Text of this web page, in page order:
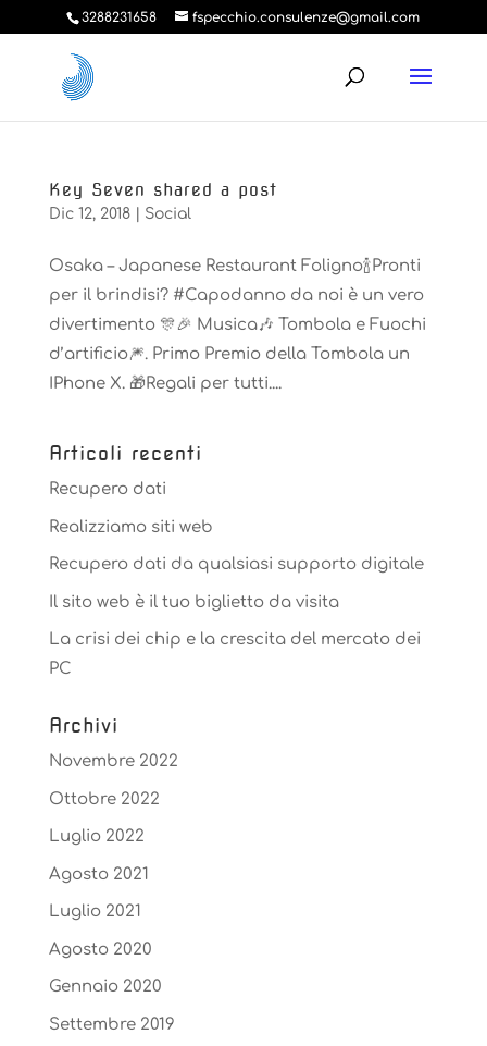
3288231658 fspecchio.consulenze@gmail.com
Key Seven shared a post
Dic 12, 2018| Social
Osaka – Japanese Restaurant Foligno🍾Pronti
per il brindisi? #Capodanno da noi è un vero
divertimento 🎊🎉 Musica🎶 Tombola e Fuochi
d’artificio🎆. Primo Premio della Tombola un
IPhone X. 🎁Regali per tutti....
Articoli recenti
Recupero dati
Realizziamo siti web
Recupero dati da qualsiasi supporto digitale
Il sito web è il tuo biglietto da visita
La crisi dei chip e la crescita del mercato dei
PC
Archivi
Novembre 2022
Ottobre 2022
Luglio 2022
Agosto 2021
Luglio 2021
Agosto 2020
Gennaio 2020
Settembre 2019